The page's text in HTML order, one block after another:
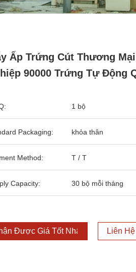
Ấp Trứng Cút Thương
90000 Trứng Tự Động
1 bộ
Packaging: khỏa thân
Method: T / T
Capacity: 30 bộ mỗi tháng
Được Giá Tốt Nhất Liên